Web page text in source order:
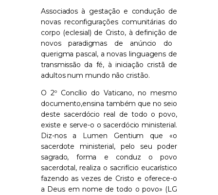
Associados à gestação e condução de
novas reconfigurações comunitárias do
corpo (eclesial) de Cristo, à definição de
novos paradigmas de anúncio do
querigma pascal, a novas linguagens de
transmissão da fé, à iniciação cristã de
adultos num mundo não cristão.
O 2º Concílio do Vaticano, no mesmo
documento,ensina também que no seio
deste sacerdócio real de todo o povo,
existe e serve-o o sacerdócio ministerial.
Diz-nos a Lumen Gentium que «o
sacerdote ministerial, pelo seu poder
sagrado, forma e conduz o povo
sacerdotal, realiza o sacrifício eucarístico
fazendo as vezes de Cristo e oferece-o
a Deus em nome de todo o povo» (LG